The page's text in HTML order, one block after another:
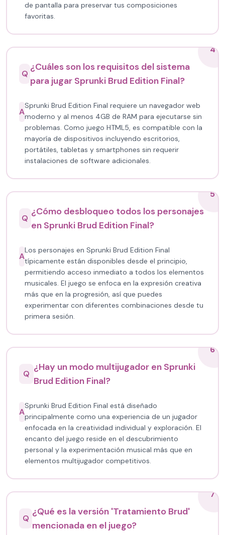
de pantalla para preservar tus composiciones
favoritas.
4
Q
¿Cuáles son los requisitos del sistema
para jugar Sprunki Brud Edition Final?
A
Sprunki Brud Edition Final requiere un navegador web
moderno y al menos 4GB de RAM para ejecutarse sin
problemas. Como juego HTML5, es compatible con la
mayoría de dispositivos incluyendo escritorios,
portátiles, tabletas y smartphones sin requerir
instalaciones de software adicionales.
5
Q
¿Cómo desbloqueo todos los personajes
en Sprunki Brud Edition Final?
A
Los personajes en Sprunki Brud Edition Final
típicamente están disponibles desde el principio,
permitiendo acceso inmediato a todos los elementos
musicales. El juego se enfoca en la expresión creativa
más que en la progresión, así que puedes
experimentar con diferentes combinaciones desde tu
primera sesión.
6
Q
¿Hay un modo multijugador en Sprunki
Brud Edition Final?
A
Sprunki Brud Edition Final está diseñado
principalmente como una experiencia de un jugador
enfocada en la creatividad individual y exploración. El
encanto del juego reside en el descubrimiento
personal y la experimentación musical más que en
elementos multijugador competitivos.
7
Q
¿Qué es la versión 'Tratamiento Brud'
mencionada en el juego?